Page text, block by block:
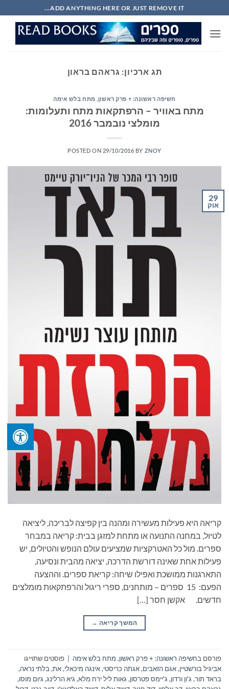
to
content
ADD ANYTHING HERE OR JUST REMOVE IT...
תג ארכיון: גראהם בראון
חשיפה ראשונה: + פרק ראשון מתח בלש אימה
מתח באוויר – הרפתקאות מתח ותעלומות:
מומלצי נובמבר 2016
POSTED ON 29/10/2016 BY ZNOY
29
אוק
קריאה היא פעילות מעשירה ומהנה בין קפיצה לבריכה, ליציאה
לטיול, במחנה התנועה או מתחת למזגן בבית: קריאה במבחר
ספרים. מול כל האטרקציות שמציעים עולם הנופש והטיולים, יש
פעילות אחת שאינה דורשת הדרכה, יציאה מהבית ונסיעה,
התארגנות ממושכת ואפילו שיחה: קריאת ספרים. וההצעה
הפעם: 15 ספרים – מותחנים, ספרי ריגול והרפתקאות מומלצים
חדשים. אקשן חסר […]
המשך קריאה →
פורסם בחשיפה ראשונה: + פרק ראשון, מתח בלש אימה | פוסטים שתוייגו
אביגיל בורשטיין,אגם הזאבים,אגתה כריסטי,אינגה מיכאלי,את, בלתי נראה,
בראד תור, ג'ון ורדון, ג'יימס פטרסון, גאות ליל ירח מלא, גיא הרלינג, גיום מוסו,